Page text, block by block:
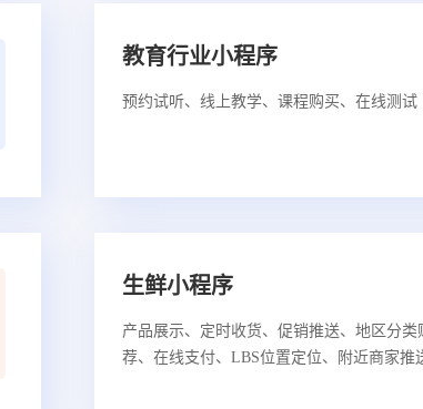
教育行业小程序
预约试听、线上教学、课程购买、在线测试
生鲜小程序
产品展示、定时收货、促销推送、地区分类
荐、在线支付、LBS位置定位、附近商家推